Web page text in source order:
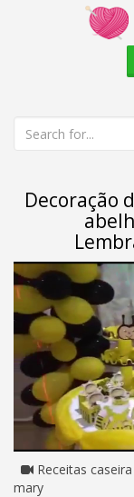
Decoração
Receitas
mary